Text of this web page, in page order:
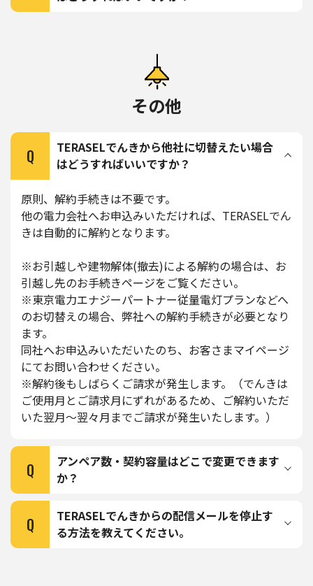
その他
Q
TERASELでんきから他社に切替えたい場合
はどうすればいいですか？
原則、解約手続きは不要です。
他の電力会社へお申込みいただければ、TERASELでん
きは自動的に解約となります。
※お引越しや建物解体(撤去)による解約の場合は、お
引越し先のお手続きページをご覧ください。
※東京電力エナジーパートナー従量電灯プランなどへ
のお切替えの場合、弊社への解約手続きが必要となり
ます。
同社へお申込みいただいたのち、お客さまマイページ
にてお問い合わせください。
※解約後もしばらくご請求が発生します。（でんきは
ご使用月とご請求月にずれがあるため、ご解約いただ
いた翌月～翌々月までご請求が発生いたします。）
Q
アンペア数・契約容量はどこで変更できます
か？
Q
TERASELでんきからの配信メールを停止す
る方法を教えてください。